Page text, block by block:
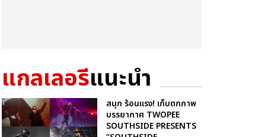
แกลเลอรีแนะนำ
สนุก ร้อนแรง! เก็บตกภาพ
บรรยากาศ TWOPEE
SOUTHSIDE PRESENTS